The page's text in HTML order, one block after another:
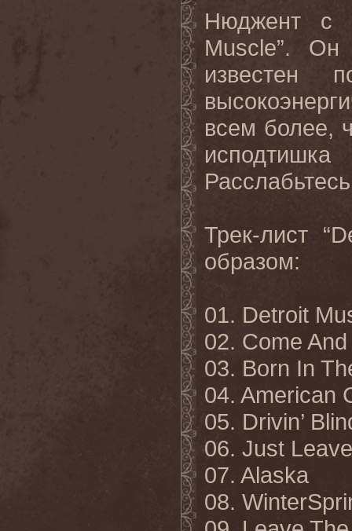
Нюджент с
Muscle”. Он
известен
всем более,
Расслабьтесь
Трек-лист
образом:
01. Detroit
02. Come
03. Born In
04. American
05. Drivin’
06. Just
07. Alaska
08.